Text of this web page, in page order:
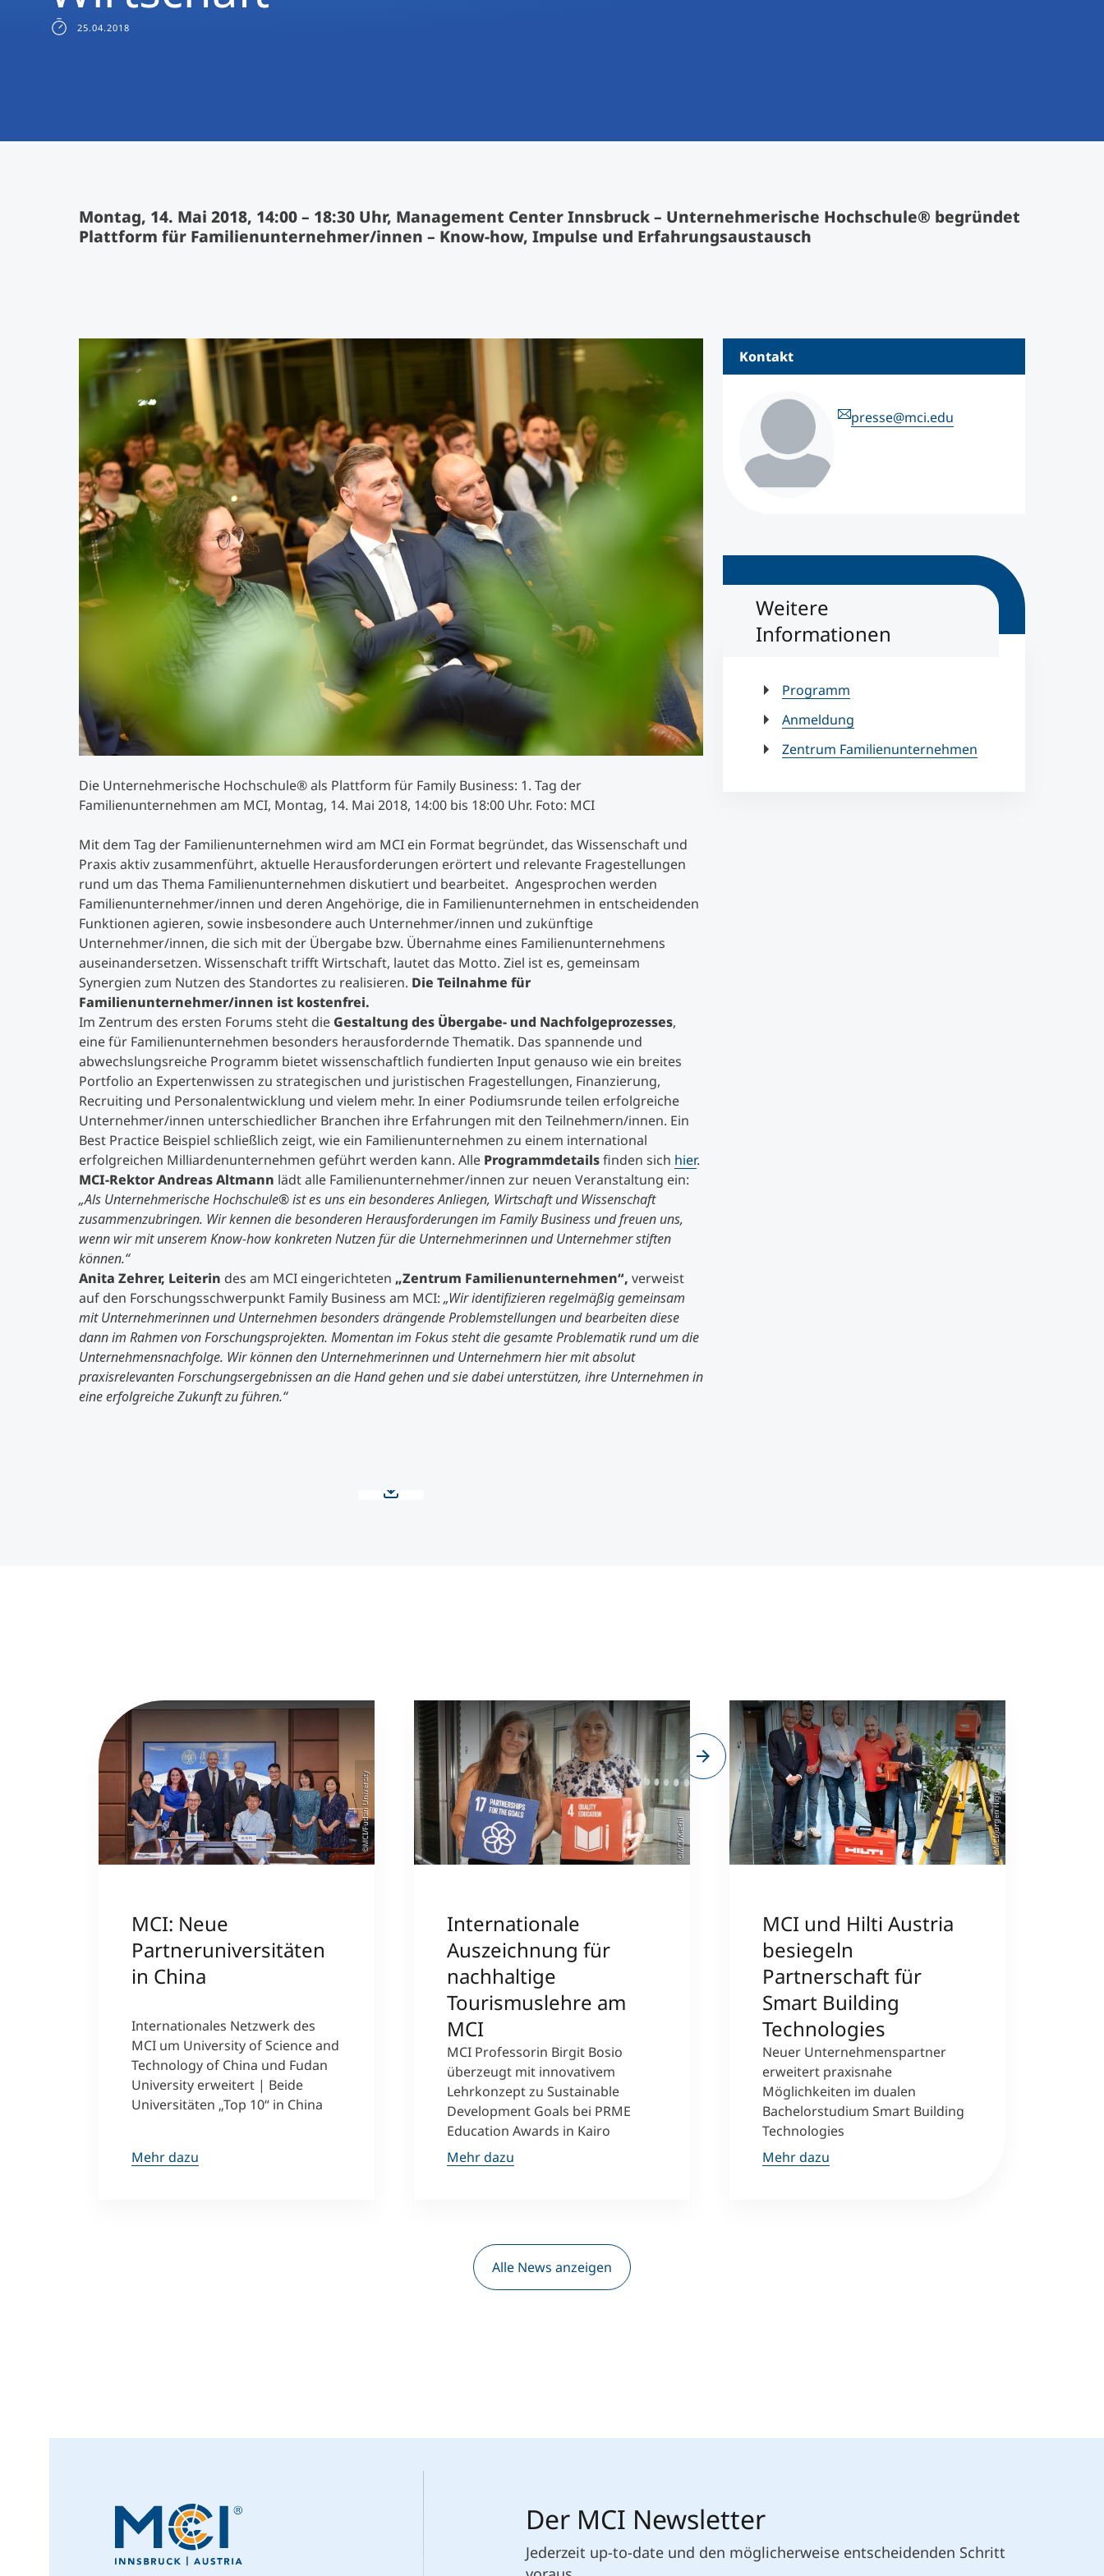
Study Finder Bachelor/Master
Management-Seminare
Maßgeschneiderte Programme
Studienberatung
Executive Education Finder
25.04.2018
Montag, 14. Mai 2018, 14:00 – 18:30 Uhr, Management Center Innsbruck – Unternehmerische Hochschule® begründet
Plattform für Familienunternehmer/innen – Know-how, Impulse und Erfahrungsaustausch
Die Unternehmerische Hochschule® als Plattform für Family Business: 1. Tag der
Familienunternehmen am MCI, Montag, 14. Mai 2018, 14:00 bis 18:00 Uhr. Foto: MCI
Mit dem Tag der Familienunternehmen wird am MCI ein Format begründet, das Wissenschaft und
Praxis aktiv zusammenführt, aktuelle Herausforderungen erörtert und relevante Fragestellungen
rund um das Thema Familienunternehmen diskutiert und bearbeitet. Angesprochen werden
Familienunternehmer/innen und deren Angehörige, die in Familienunternehmen in entscheidenden
Funktionen agieren, sowie insbesondere auch Unternehmer/innen und zukünftige
Unternehmer/innen, die sich mit der Übergabe bzw. Übernahme eines Familienunternehmens
auseinandersetzen. Wissenschaft trifft Wirtschaft, lautet das Motto. Ziel ist es, gemeinsam
Synergien zum Nutzen des Standortes zu realisieren. Die Teilnahme für
Familienunternehmer/innen ist kostenfrei.
Im Zentrum des ersten Forums steht die Gestaltung des Übergabe- und Nachfolgeprozesses,
eine für Familienunternehmen besonders herausfordernde Thematik. Das spannende und
abwechslungsreiche Programm bietet wissenschaftlich fundierten Input genauso wie ein breites
Portfolio an Expertenwissen zu strategischen und juristischen Fragestellungen, Finanzierung,
Recruiting und Personalentwicklung und vielem mehr. In einer Podiumsrunde teilen erfolgreiche
Unternehmer/innen unterschiedlicher Branchen ihre Erfahrungen mit den Teilnehmern/innen. Ein
Best Practice Beispiel schließlich zeigt, wie ein Familienunternehmen zu einem international
erfolgreichen Milliardenunternehmen geführt werden kann. Alle Programmdetailsfinden sich hier.
MCI-Rektor Andreas Altmann lädt alle Familienunternehmer/innen zur neuen Veranstaltung ein:
„Als Unternehmerische Hochschule® ist es uns ein besonderes Anliegen, Wirtschaft und Wissenschaft
zusammenzubringen. Wir kennen die besonderen Herausforderungen im Family Business und freuen uns,
wenn wir mit unserem Know-how konkreten Nutzen für die Unternehmerinnen und Unternehmer stiften
können.“
Anita Zehrer, Leiterin des am MCI eingerichteten „Zentrum Familienunternehmen“, verweist
auf den Forschungsschwerpunkt Family Business am MCI: „Wir identifizieren regelmäßig gemeinsam
mit Unternehmerinnen und Unternehmen besonders drängende Problemstellungen und bearbeiten diese
dann im Rahmen von Forschungsprojekten. Momentan im Fokus steht die gesamte Problematik rund um die
Unternehmensnachfolge. Wir können den Unternehmerinnen und Unternehmern hier mit absolut
praxisrelevanten Forschungsergebnissen an die Hand gehen und sie dabei unterstützen, ihre Unternehmen in
eine erfolgreiche Zukunft zu führen.“
Kontakt
presse@mci.edu
Weitere
Informationen
Programm
Anmeldung
Zentrum Familienunternehmen
©MCI/Fudan University
MCI: Neue
Partneruniversitäten
in China
Internationales Netzwerk des
MCI um University of Science and
Technology of China und Fudan
University erweitert | Beide
Universitäten „Top 10“ in China
Mehr dazu
©MCI/Kiechl
Internationale
Auszeichnung für
nachhaltige
Tourismuslehre am
MCI
MCI Professorin Birgit Bosio
überzeugt mit innovativem
Lehrkonzept zu Sustainable
Development Goals bei PRME
Education Awards in Kairo
Mehr dazu
©MCI/Jürgen Nigg
MCI und Hilti Austria
besiegeln
Partnerschaft für
Smart Building
Technologies
Neuer Unternehmenspartner
erweitert praxisnahe
Möglichkeiten im dualen
Bachelorstudium Smart Building
Technologies
Mehr dazu
Alle News anzeigen
Der MCI Newsletter
Jederzeit up-to-date und den möglicherweise entscheidenden Schritt